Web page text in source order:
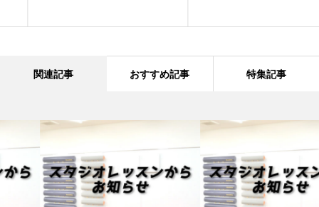
関連記事 おすすめ記事 特集記事